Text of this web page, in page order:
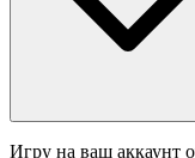
Игру на ваш аккаунт